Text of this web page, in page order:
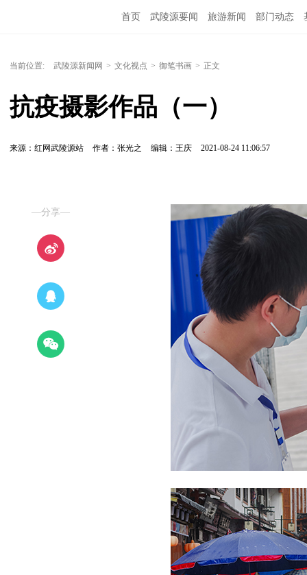
首页 武陵源要闻 旅游新闻 部门动态
当前位置: 武陵源新闻网 > 文化视点 > 御笔书画 > 正文
抗疫摄影作品（一）
来源：红网武陵源站 作者：张光之 编辑：王庆 2021-08-24 11:06:57
—分享—